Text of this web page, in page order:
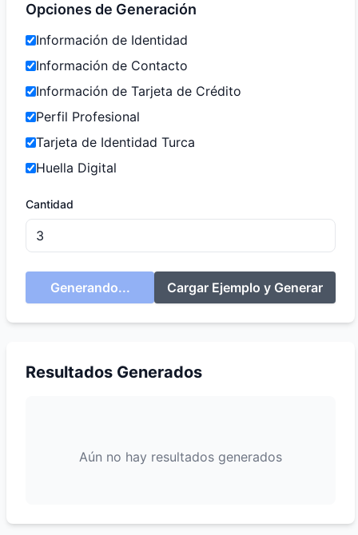
Opciones de Generación
Información de Identidad
Información de Contacto
Información de Tarjeta de Crédito
Perfil Profesional
Tarjeta de Identidad Turca
Huella Digital
Cantidad
Generando... Cargar Ejemplo y Generar
Resultados Generados
Aún no hay resultados generados